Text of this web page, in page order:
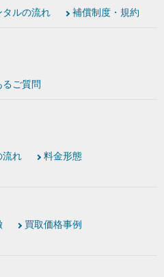
タルの流れ 補償制度・規約
るご質問
流れ
料金形態
買取価格事例